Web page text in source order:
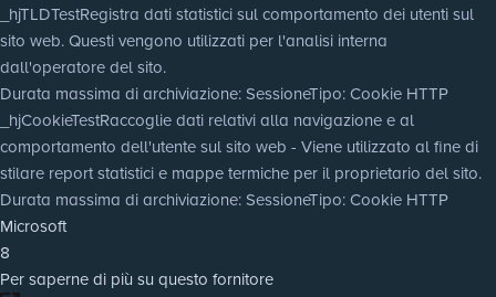
_hjTLDTestRegistra dati statistici sul comportamento dei utenti sul
sito web. Questi vengono utilizzati per l'analisi interna
dall'operatore del sito.
Durata massima di archiviazione: SessioneTipo: Cookie HTTP
_hjCookieTestRaccoglie dati relativi alla navigazione e al
comportamento dell'utente sul sito web - Viene utilizzato al fine di
stilare report statistici e mappe termiche per il proprietario del sito.
Durata massima di archiviazione: SessioneTipo: Cookie HTTP
Microsoft
8
Per saperne di più su questo fornitore